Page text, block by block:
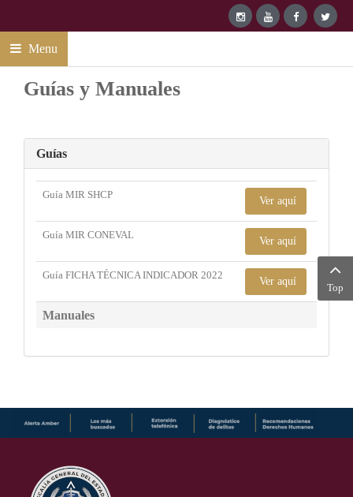
Menu
Guías y Manuales
Guías
Guía MIR SHCP
Ver aquí
Guía MIR CONEVAL
Ver aquí
Guía FICHA TÉCNICA INDICADOR 2022
Ver aquí
Manuales
Top